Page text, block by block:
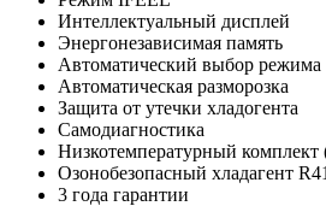
Интеллектуальный дисплей
Энергонезависимая память
Автоматический выбор режима
Автоматическая разморозка
Защита от утечки хладогента
Самодиагностика
Низкотемпературный комплект
Озонобезопасный хладагент
3 года гарантии